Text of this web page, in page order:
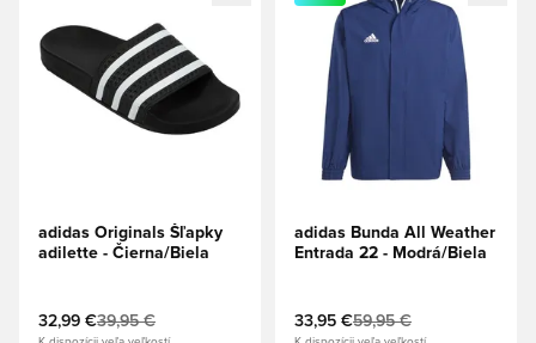
adidas Originals Šľapky
adilette - Čierna/Biela
32,99 €39,95 €
adidas Bunda All Weather
Entrada 22 - Modrá/Biela
33,95 €59,95 €